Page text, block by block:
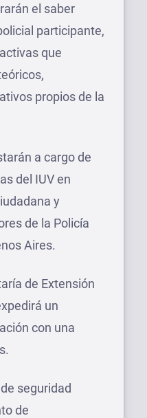
el saber
participante,
que
propios de la
a cargo de
del IUV en
y
de la Policía
Aires.
de Extensión
un
con una
seguridad
de